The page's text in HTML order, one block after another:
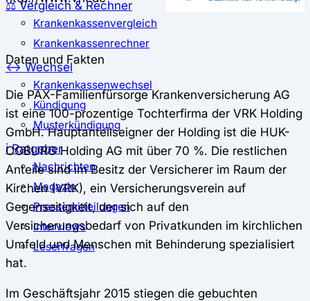
⚖️ Vergleich & Rechner
Krankenkassenvergleich
Krankenkassenrechner
↔ Wechsel
Krankenkassenwechsel
Kündigung
Musterkündigung
ℹ Ratgeber
Nachrichten
Magazin
Pressemitteilungen
Interviews
Leserfragen
Daten und Fakten
Die PAX-Familienfürsorge Krankenversicherung AG
ist eine 100-prozentige Tochterfirma der VRK Holding
GmbH. Hauptanteilseigner der Holding ist die HUK-
COBURG Holding AG mit über 70 %. Die restlichen
Anteile sind im Besitz der Versicherer im Raum der
Kirchen (VRK), ein Versicherungsverein auf
Gegenseitigkeit, der sich auf den
Versicherungsbedarf von Privatkunden im kirchlichen
Umfeld und Menschen mit Behinderung spezialisiert
hat.
Im Geschäftsjahr 2015 stiegen die gebuchten